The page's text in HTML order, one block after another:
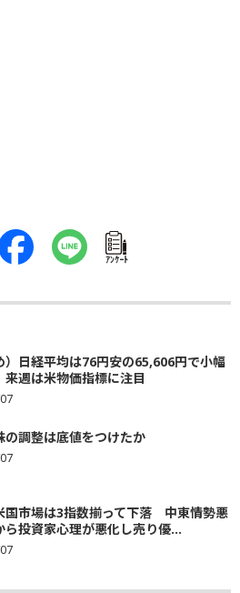
ｱﾝｹｰﾄ
）日経平均は76円安の65,606円で小幅
週は米物価指標に注目
の調整は底値をつけたか
国市場は3指数揃って下落 中東情勢悪
ら投資家心理が悪化し売り優...